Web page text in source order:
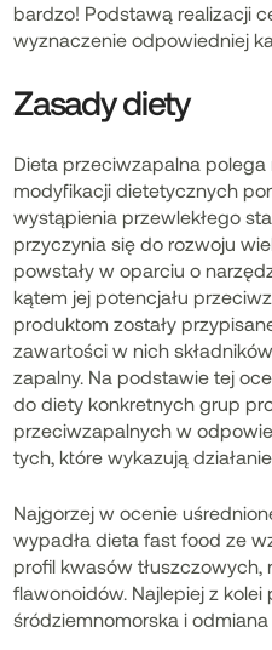
bardzo! Podstawą realizacji
wyznaczenie odpowiedniej
Zasady diety
Dieta przeciwzapalna
modyfikacji dietetycznych
wystąpienia przewlekłego
przyczynia się do rozwoju
powstały w oparciu o
kątem jej potencjału
produktom zostały
zawartości w nich
zapalny. Na podstawie tej
do diety konkretnych grup
przeciwzapalnych w
tych, które wykazują
Najgorzej w ocenie
wypadła dieta fast food ze
profil kwasów tłuszczowych,
flawonoidów. Najlepiej z kolei
śródziemnomorska i